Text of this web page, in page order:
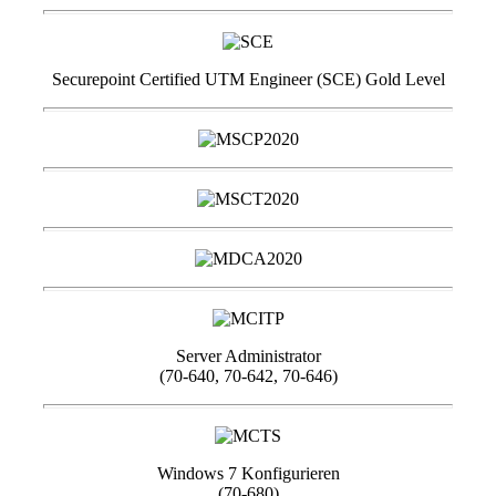
Securepoint Certified UTM Engineer (SCE) Gold Level
Server Administrator
(70-640, 70-642, 70-646)
Windows 7 Konfigurieren